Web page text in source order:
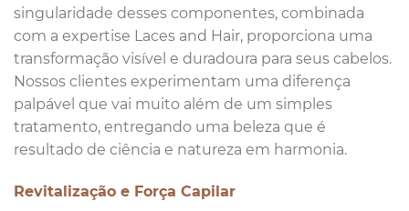
singularidade desses componentes, combinada
com a expertise Laces and Hair, proporciona uma
transformação visível e duradoura para seus cabelos.
Nossos clientes experimentam uma diferença
palpável que vai muito além de um simples
tratamento, entregando uma beleza que é
resultado de ciência e natureza em harmonia.
Revitalização e Força Capilar